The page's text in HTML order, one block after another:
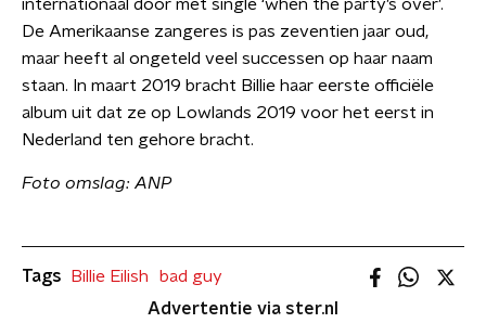
internationaal door met single ‘when the party’s over’.
De Amerikaanse zangeres is pas zeventien jaar oud,
maar heeft al ongeteld veel successen op haar naam
staan. In maart 2019 bracht Billie haar eerste officiële
album uit dat ze op Lowlands 2019 voor het eerst in
Nederland ten gehore bracht.
Foto omslag: ANP
Tags Billie Eilish
bad guy
Advertentie via ster.nl